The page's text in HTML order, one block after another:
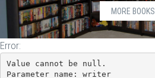
MORE BOOKS
Error:
Value cannot be null.
Parameter name: writer